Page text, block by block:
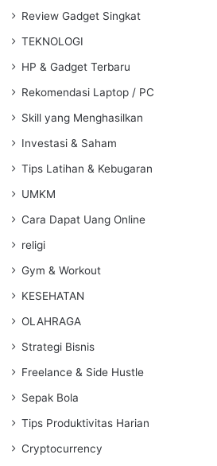
Review Gadget Singkat
TEKNOLOGI
HP & Gadget Terbaru
Rekomendasi Laptop / PC
Skill yang Menghasilkan
Investasi & Saham
Tips Latihan & Kebugaran
UMKM
Cara Dapat Uang Online
religi
Gym & Workout
KESEHATAN
OLAHRAGA
Strategi Bisnis
Freelance & Side Hustle
Sepak Bola
Tips Produktivitas Harian
Cryptocurrency